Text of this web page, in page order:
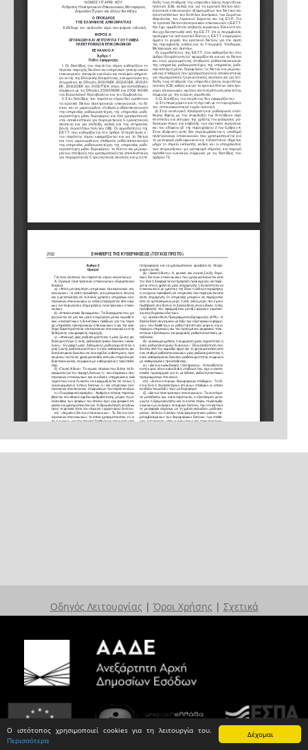
Δέχομαι
Ο ιστότοπος χρησιμοποιεί cookies για τη λειτουργία του.
Περισσότερα
Οδηγός Λειτουργίας | Όροι Χρήσης | Σχετικά